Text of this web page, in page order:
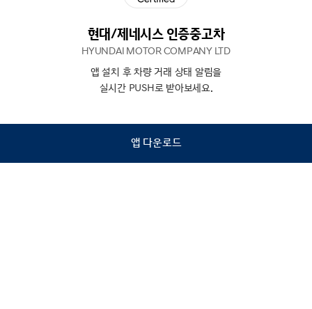
검색
현대/제네시스 인증중고차
HYUNDAI MOTOR COMPANY LTD
앱 설치 후 차량 거래 상태 알림을
실시간 PUSH로 받아보세요.
앱 다운로드